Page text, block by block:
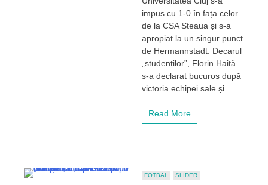
în
extaz
după
CSA
Steaua:”
Mă
simt
impus cu 1-0 în fața celor
de la CSA Steaua și s-a
apropiat la un singur punct
de Hermannstadt. Decarul
„studenților”, Florin Haită
s-a declarat bucuros după
victoria echipei sale și...
Read More
FOTBAL SLIDER